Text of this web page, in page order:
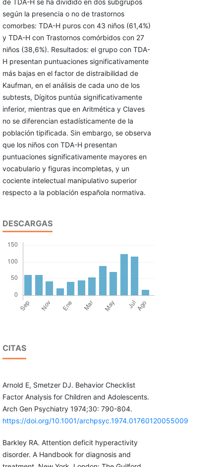
de TDA-H se ha dividido en dos subgrupos
según la presencia o no de trastornos
comorbes: TDA-H puros con 43 niños (61,4%)
y TDA-H con Trastornos comórbidos con 27
niños (38,6%). Resultados: el grupo con TDA-
H presentan puntuaciones significativamente
más bajas en el factor de distraibilidad de
Kaufman, en el análisis de cada uno de los
subtests, Dígitos puntúa significativamente
inferior, mientras que en Aritmética y Claves
no se diferencian estadísticamente de la
población tipificada. Sin embargo, se observa
que los niños con TDA-H presentan
puntuaciones significativamente mayores en
vocabulario y figuras incompletas, y un
cociente intelectual manipulativo superior
respecto a la población española normativa.
DESCARGAS
CITAS
Arnold E, Smetzer DJ. Behavior Checklist
Factor Analysis for Children and Adolescents.
Arch Gen Psychiatry 1974;30: 790-804.
https://doi.org/10.1001/archpsyc.1974.01760120055009
Barkley RA. Attention deficit hyperactivity
disorder. A Handbook for diagnosis and